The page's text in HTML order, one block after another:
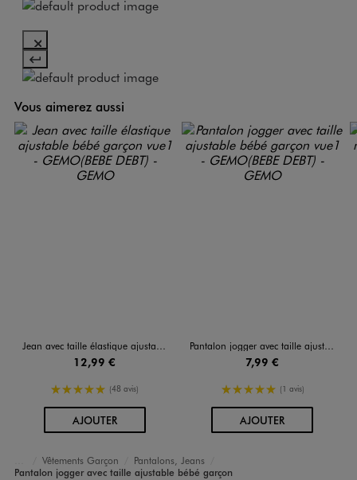
Vous aimerez aussi
Jean avec taille élastique ajustable bébé garçon
12,99 €
5/5 de moyenne
(48 avis)
AJOUTERAU PANIER
Pantalon jogger avec taille ajustable bébé garçon
7,99 €
5/5 de moyenne
(1 avis)
AJOUTERAU PANIER
Accueil
Bébé
Vêtements Garçon
Pantalons, Jeans
Pantalon jogger avec taille ajustable bébé garçon